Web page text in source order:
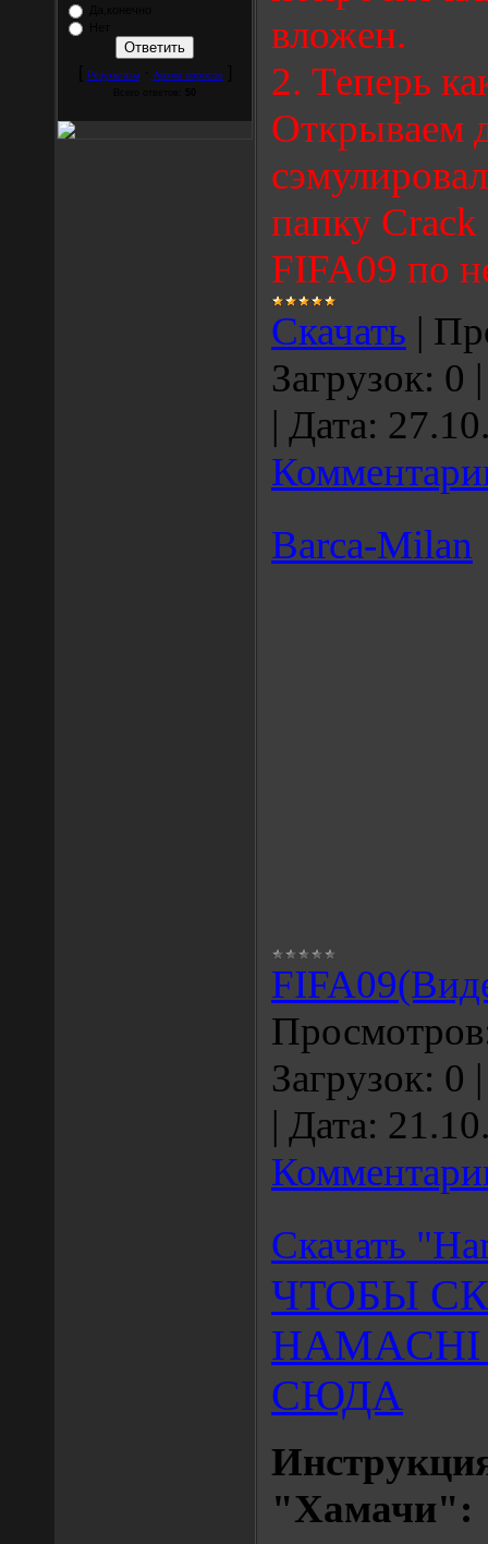
Результаты· Архив опросов]
вложен.
2. Теперь
Открываем
папку
FIFA09 по
Скачать |
Загрузок: 0
| Дата:
Barca-Milan
Загрузок: 0
| Дата:
Скачать
ЧТОБЫ
СЮДА
"Хамачи":